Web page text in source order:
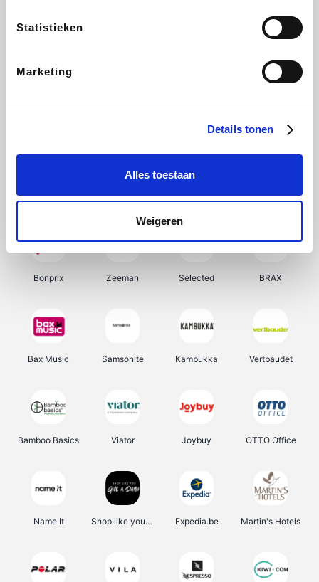
Statistieken
Marketing
Details tonen
Alles toestaan
Weigeren
Ekoi About You
My Jewellery Tennis Point Samsung Delonghi
Bonprix Zeeman Selected BRAX
Bax Music Samsonite Kambukka Vertbaudet
Bamboo Basics Viator Joybuy OTTO Office
Name It Shop like you Give A Damn Expedia.be Martin's Hotels